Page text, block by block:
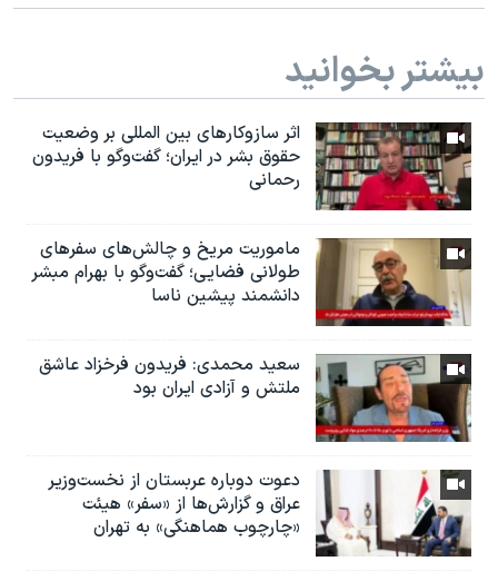
بیشتر بخوانید
اثر ساز‌و‌کارهای بین المللی بر وضعیت
حقوق بشر در ایران؛ گفت‌وگو با فریدون
رحمانی
ماموریت مریخ و چالش‌های سفرهای
طولانی فضایی؛ گفت‌وگو با بهرام مبشر
دانشمند پیشین ناسا
سعید محمدی: فریدون فرخزاد عاشق
ملتش و آزادی ایران بود
دعوت دوباره عربستان از نخست‌وزیر
عراق و گزارش‌ها از «سفر» هیئت
«چارچوب هماهنگی» به تهران